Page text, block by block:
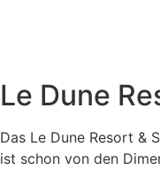
Le Dune
Das Le Dune Resort &
ist schon von den